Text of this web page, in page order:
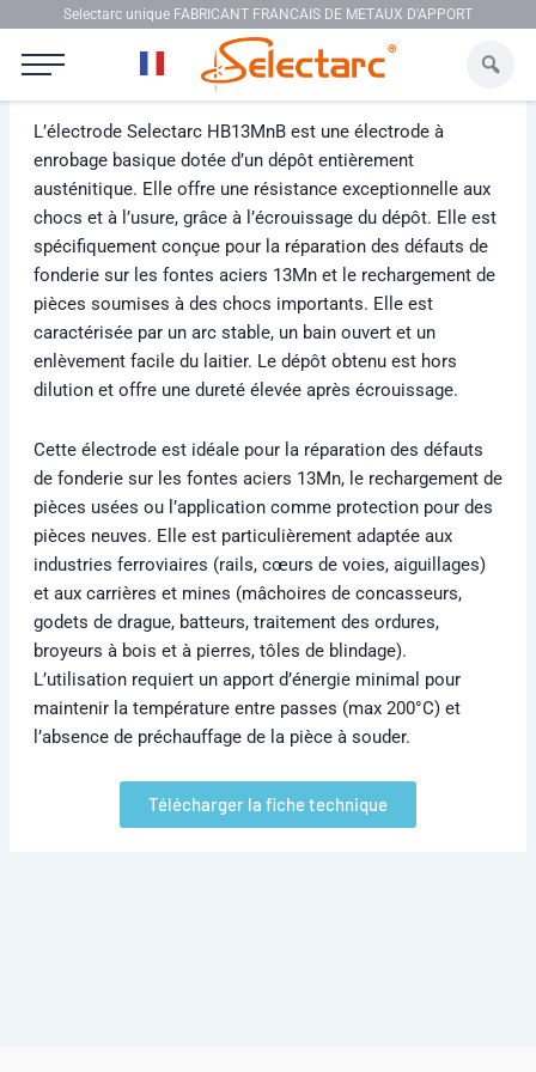
Aller au contenuSelectarc unique FABRICANT FRANCAIS DE METAUX D'APPORT
L’électrode Selectarc HB13MnB est une électrode à
enrobage basique dotée d’un dépôt entièrement
austénitique. Elle offre une résistance exceptionnelle aux
chocs et à l’usure, grâce à l’écrouissage du dépôt. Elle est
spécifiquement conçue pour la réparation des défauts de
fonderie sur les fontes aciers 13Mn et le rechargement de
pièces soumises à des chocs importants. Elle est
caractérisée par un arc stable, un bain ouvert et un
enlèvement facile du laitier. Le dépôt obtenu est hors
dilution et offre une dureté élevée après écrouissage.
Cette électrode est idéale pour la réparation des défauts
de fonderie sur les fontes aciers 13Mn, le rechargement de
pièces usées ou l’application comme protection pour des
pièces neuves. Elle est particulièrement adaptée aux
industries ferroviaires (rails, cœurs de voies, aiguillages)
et aux carrières et mines (mâchoires de concasseurs,
godets de drague, batteurs, traitement des ordures,
broyeurs à bois et à pierres, tôles de blindage).
L’utilisation requiert un apport d’énergie minimal pour
maintenir la température entre passes (max 200°C) et
l’absence de préchauffage de la pièce à souder.
Télécharger la fiche technique